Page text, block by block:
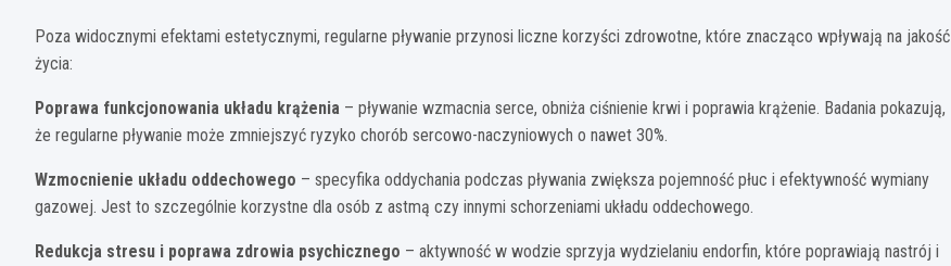
Poza widocznymi efektami estetycznymi, regularne pływanie przynosi liczne korzyści zdrowotne, które znacząco wpływają na jakość
życia:
Poprawa funkcjonowania układu krążenia – pływanie wzmacnia serce, obniża ciśnienie krwi i poprawia krążenie. Badania pokazują,
że regularne pływanie może zmniejszyć ryzyko chorób sercowo-naczyniowych o nawet 30%.
Wzmocnienie układu oddechowego – specyfika oddychania podczas pływania zwiększa pojemność płuc i efektywność wymiany
gazowej. Jest to szczególnie korzystne dla osób z astmą czy innymi schorzeniami układu oddechowego.
Redukcja stresu i poprawa zdrowia psychicznego – aktywność w wodzie sprzyja wydzielaniu endorfin, które poprawiają nastrój i